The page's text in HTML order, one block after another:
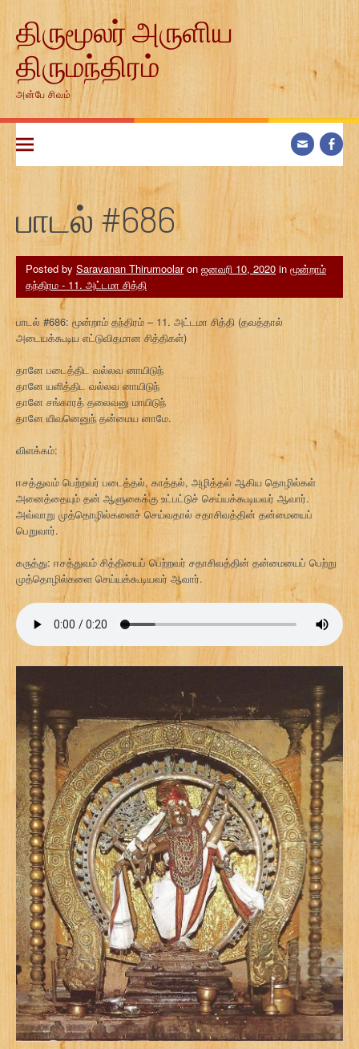
contentதிருமூலர் அருளிய
திருமந்திரம்
அன்பே சிவம்
பாடல் #686
Posted by Saravanan Thirumoolaron ஜனவரி 10, 2020 in மூன்றாம்
தந்திரம - 11. அட்டமா சித்தி
பாடல் #686: மூன்றாம் தந்திரம் – 11. அட்டமா சித்தி (தவத்தால்
அடையக்கூடிய எட்டுவிதமான சித்திகள்)
தானே படைத்திட வல்லவ னாயிடுந்
தானே யளித்திட வல்லவ னாயிடுந்
தானே சங்காரத் தலைவனு மாயிடுந்
தானே யிவனெனுந் தன்மைய னாமே.
விளக்கம்:
ஈசத்துவம் பெற்றவர் படைத்தல், காத்தல், அழித்தல் ஆகிய தொழில்கள்
அனைத்தையும் தன் ஆளுகைக்கு உட்பட்டுச் செய்யக்கூடியவர் ஆவார்.
அவ்வாறு முத்தொழில்களைச் செய்வதால் சதாசிவத்தின் தன்மையைப்
பெறுவார்.
கருத்து: ஈசத்துவம் சித்தியைப் பெற்றவர் சதாசிவத்தின் தன்மையைப் பெற்று
முத்தொழில்களை செய்யக்கூடியவர் ஆவார்.